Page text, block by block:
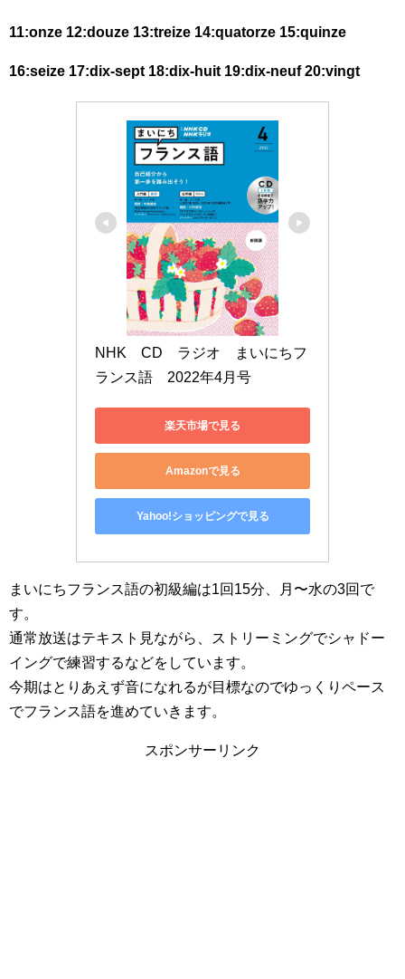
11:onze 12:douze 13:treize 14:quatorze 15:quinze
16:seize 17:dix-sept 18:dix-huit 19:dix-neuf 20:vingt
NHK　CD　ラジオ　まいにちフ
ランス語　2022年4月号
楽天市場で見る
Amazonで見る
Yahoo!ショッピングで見る
まいにちフランス語の初級編は1回15分、月〜水の3回で
す。
通常放送はテキスト見ながら、ストリーミングでシャドー
イングで練習するなどをしています。
今期はとりあえず音になれるが目標なのでゆっくりペース
でフランス語を進めていきます。
スポンサーリンク